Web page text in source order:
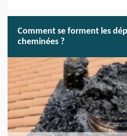
Comment se forment les
cheminées ?